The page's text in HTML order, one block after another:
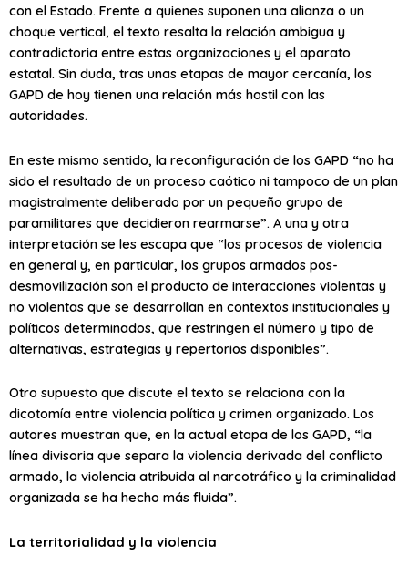
con el Estado. Frente a quienes suponen una alianza o un
choque vertical, el texto resalta la relación ambigua y
contradictoria entre estas organizaciones y el aparato
estatal. Sin duda, tras unas etapas de mayor cercanía, los
GAPD de hoy tienen una relación más hostil con las
autoridades.
En este mismo sentido, la reconfiguración de los GAPD “no ha
sido el resultado de un proceso caótico ni tampoco de un plan
magistralmente deliberado por un pequeño grupo de
paramilitares que decidieron rearmarse”. A una y otra
interpretación se les escapa que “los procesos de violencia
en general y, en particular, los grupos armados pos-
desmovilización son el producto de interacciones violentas y
no violentas que se desarrollan en contextos institucionales y
políticos determinados, que restringen el número y tipo de
alternativas, estrategias y repertorios disponibles”.
Otro supuesto que discute el texto se relaciona con la
dicotomía entre violencia política y crimen organizado. Los
autores muestran que, en la actual etapa de los GAPD, “la
línea divisoria que separa la violencia derivada del conflicto
armado, la violencia atribuida al narcotráfico y la criminalidad
organizada se ha hecho más fluida”.
La territorialidad y la violencia